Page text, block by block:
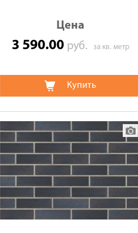
Цена
3 590.00 руб.за кв. метр
Купить